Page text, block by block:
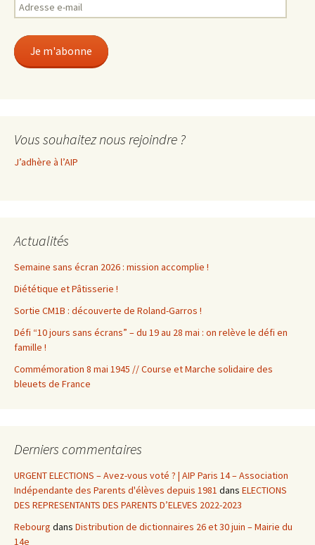
e-
Je m'abonne
Vous souhaitez nous rejoindre ?
J’adhère à l’AIP
Actualités
Semaine sans écran 2026 : mission accomplie !
Diététique et Pâtisserie !
Sortie CM1B : découverte de Roland-Garros !
Défi “10 jours sans écrans” – du 19 au 28 mai : on relève le défi en
famille !
Commémoration 8 mai 1945 // Course et Marche solidaire des
bleuets de France
Derniers commentaires
URGENT ELECTIONS – Avez-vous voté ? | AIP Paris 14 – Association
Indépendante des Parents d'élèves depuis 1981 dans ELECTIONS
DES REPRESENTANTS DES PARENTS D’ELEVES 2022-2023
Rebourg dans Distribution de dictionnaires 26 et 30 juin – Mairie du
14e